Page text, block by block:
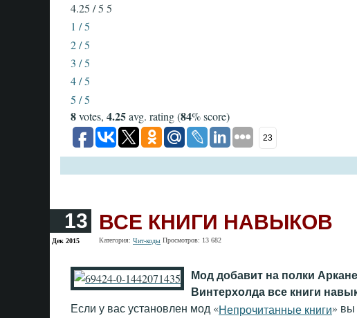
4.25 / 5 5
1 / 5
2 / 5
3 / 5
4 / 5
5 / 5
8votes, 4.25avg. rating (84% score)
23
Мод добавит на полки
Винтерхолда все книги
Если у вас установлен мод «Непрочитанные книги» вы
13
Дек 2015
ВСЕ КНИГИ НАВЫКОВ
Категория: Чит-коды Просмотров: 13 682